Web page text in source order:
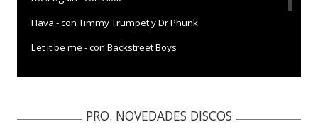
Hava - con Timmy Trumpet y Dr Phunk
Let it be me - con Backstreet Boys
PRO. NOVEDADES DISCOS